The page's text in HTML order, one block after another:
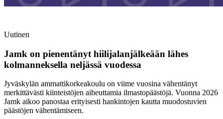
Uutinen
Jamk on pienentänyt hiilijalanjälkeään lähes
kolmanneksella neljässä vuodessa
Jyväskylän ammattikorkeakoulu on viime vuosina vähentänyt
merkittävästi kiinteistöjen aiheuttamia ilmastopäästöjä. Vuonna 2026
Jamk aikoo panostaa erityisesti hankintojen kautta muodostuvien
päästöjen vähentämiseen.